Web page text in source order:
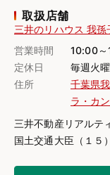
取扱店舗
三井のリハウス 我孫
営業時間
10:00
定休日
毎週火
住所
千葉県
ラ・カ
三井不動産リアルテ
国土交通大臣（１５